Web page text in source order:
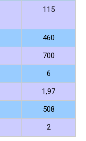
115
460
700
6
1,97
508
2